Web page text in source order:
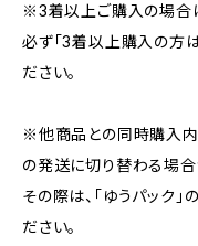
※3着以上ご購入の場合
必ず「3着以上購入の方は
ださい。
※他商品との同時購入内
の発送に切り替わる場合
その際は、「ゆうパック
ださい。